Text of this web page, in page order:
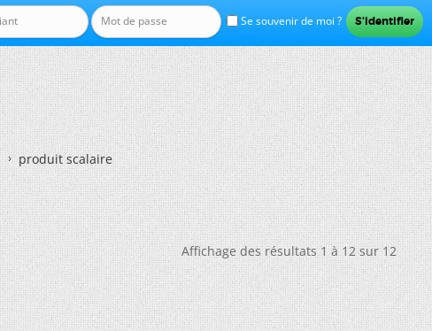
Se souvenir de moi ?
produit scalaire
Affichage des résultats 1 à 12 sur 12